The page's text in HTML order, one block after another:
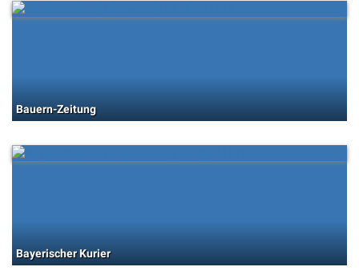
Bauern-Zeitung
Bayerischer Kurier